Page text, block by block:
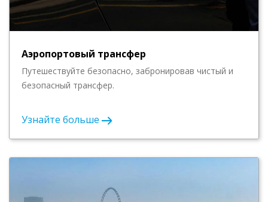
Аэропортовый трансфер
Путешествуйте безопасно, забронировав чистый и
безопасный трансфер.
Узнайте больше